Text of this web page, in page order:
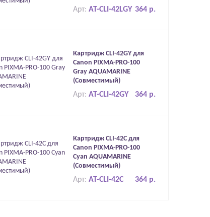
364 р.
Арт: AT-CLI-42LGY
Картридж CLI-42GY для
Canon PIXMA-PRO-100
Gray AQUAMARINE
(Совместимый)
364 р.
Арт:AT-CLI-42GY
Картридж CLI-42C для
Canon PIXMA-PRO-100
Cyan AQUAMARINE
(Совместимый)
364 р.
Арт:AT-CLI-42C